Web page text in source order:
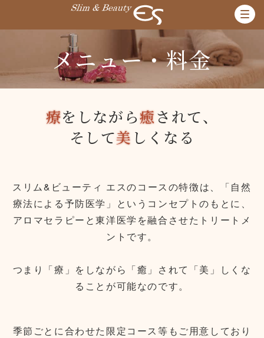
メニュー・料金
療をしながら癒されて、
そして美 しくなる
スリム&ビューティ エスのコースの特徴は、「自然
療法による予防医学」というコンセプトのもとに、
アロマセラピーと東洋医学を融合させたトリートメ
ントです。
つまり「療」をしながら「癒」されて「美」しくな
ることが可能なのです。
季節ごとに合わせた限定コース等もご用意しており